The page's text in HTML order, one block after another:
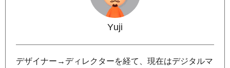
Yuji
デザイナー→ディレクターを経て、現在はデジタルマ